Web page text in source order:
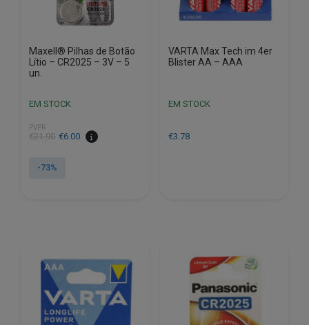
Maxell® Pilhas de Botão
Lítio – CR2025 – 3V – 5
un.
EM STOCK
PVPR
€21.90
O
original
€6.00
O
atual
-73%
VARTA Max Tech im 4er
Blister AA – AAA
EM STOCK
€3.78